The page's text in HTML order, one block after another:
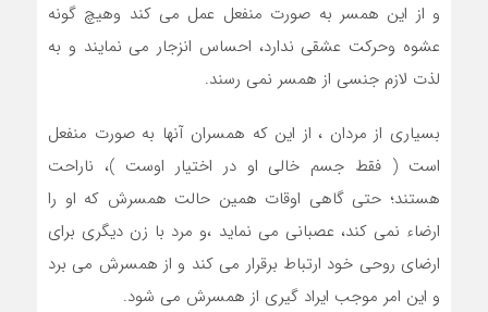
و از اين همسر به صورت منفعل عمل مي كند وهيچ گونه
عشوه وحركت عشقي ندارد، احساس انزجار مي نمايند و به
لذت لازم جنسي از همسر نمي رسند.
بسياري از مردان ، از اين كه همسران آنها به صورت منفعل
است ( فقط جسم خالي او در اختيار اوست )، ناراحت
هستند؛ حتي گاهي اوقات همين حالت همسرش كه او را
ارضاء نمي كند، عصباني مي نمايد ،و مرد با زن ديگري براي
ارضاي روحي خود ارتباط برقرار مي كند و از همسرش مي برد
و اين امر موجب ايراد گيری از همسرش مي شود.